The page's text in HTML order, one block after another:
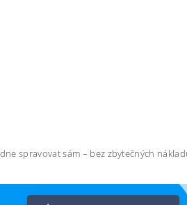
spravovat sám – bez zbytečných